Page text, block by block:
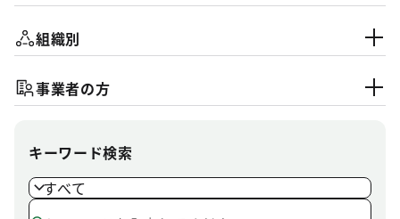
組織別
事業者の方
キーワード検索